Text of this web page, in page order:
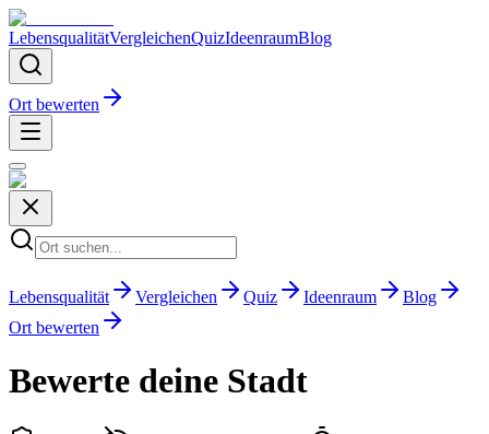
LebensqualitätVergleichenQuizIdeenraumBlog
Ort bewerten
Lebensqualität Vergleichen Quiz Ideenraum
Blog
Ort bewerten
Bewerte deine Stadt